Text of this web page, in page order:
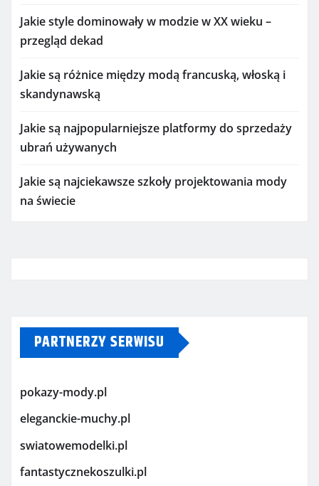
Jakie style dominowały w modzie w XX wieku –
przegląd dekad
Jakie są różnice między modą francuską, włoską i
skandynawską
Jakie są najpopularniejsze platformy do sprzedaży
ubrań używanych
Jakie są najciekawsze szkoły projektowania mody
na świecie
PARTNERZY SERWISU
pokazy-mody.pl
eleganckie-muchy.pl
swiatowemodelki.pl
fantastycznekoszulki.pl